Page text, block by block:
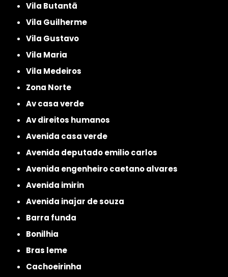
Vila Butantã
Vila Guilherme
Vila Gustavo
Vila Maria
Vila Medeiros
Zona Norte
av casa verde
av direitos humanos
avenida casa verde
avenida deputado emilio carlos
avenida engenheiro caetano alvares
avenida imirin
avenida inajar de souza
barra funda
bonilhia
bras leme
cachoeirinha